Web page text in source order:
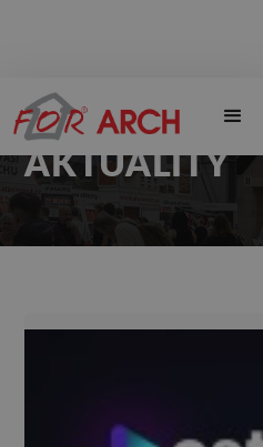
AKTUALITY